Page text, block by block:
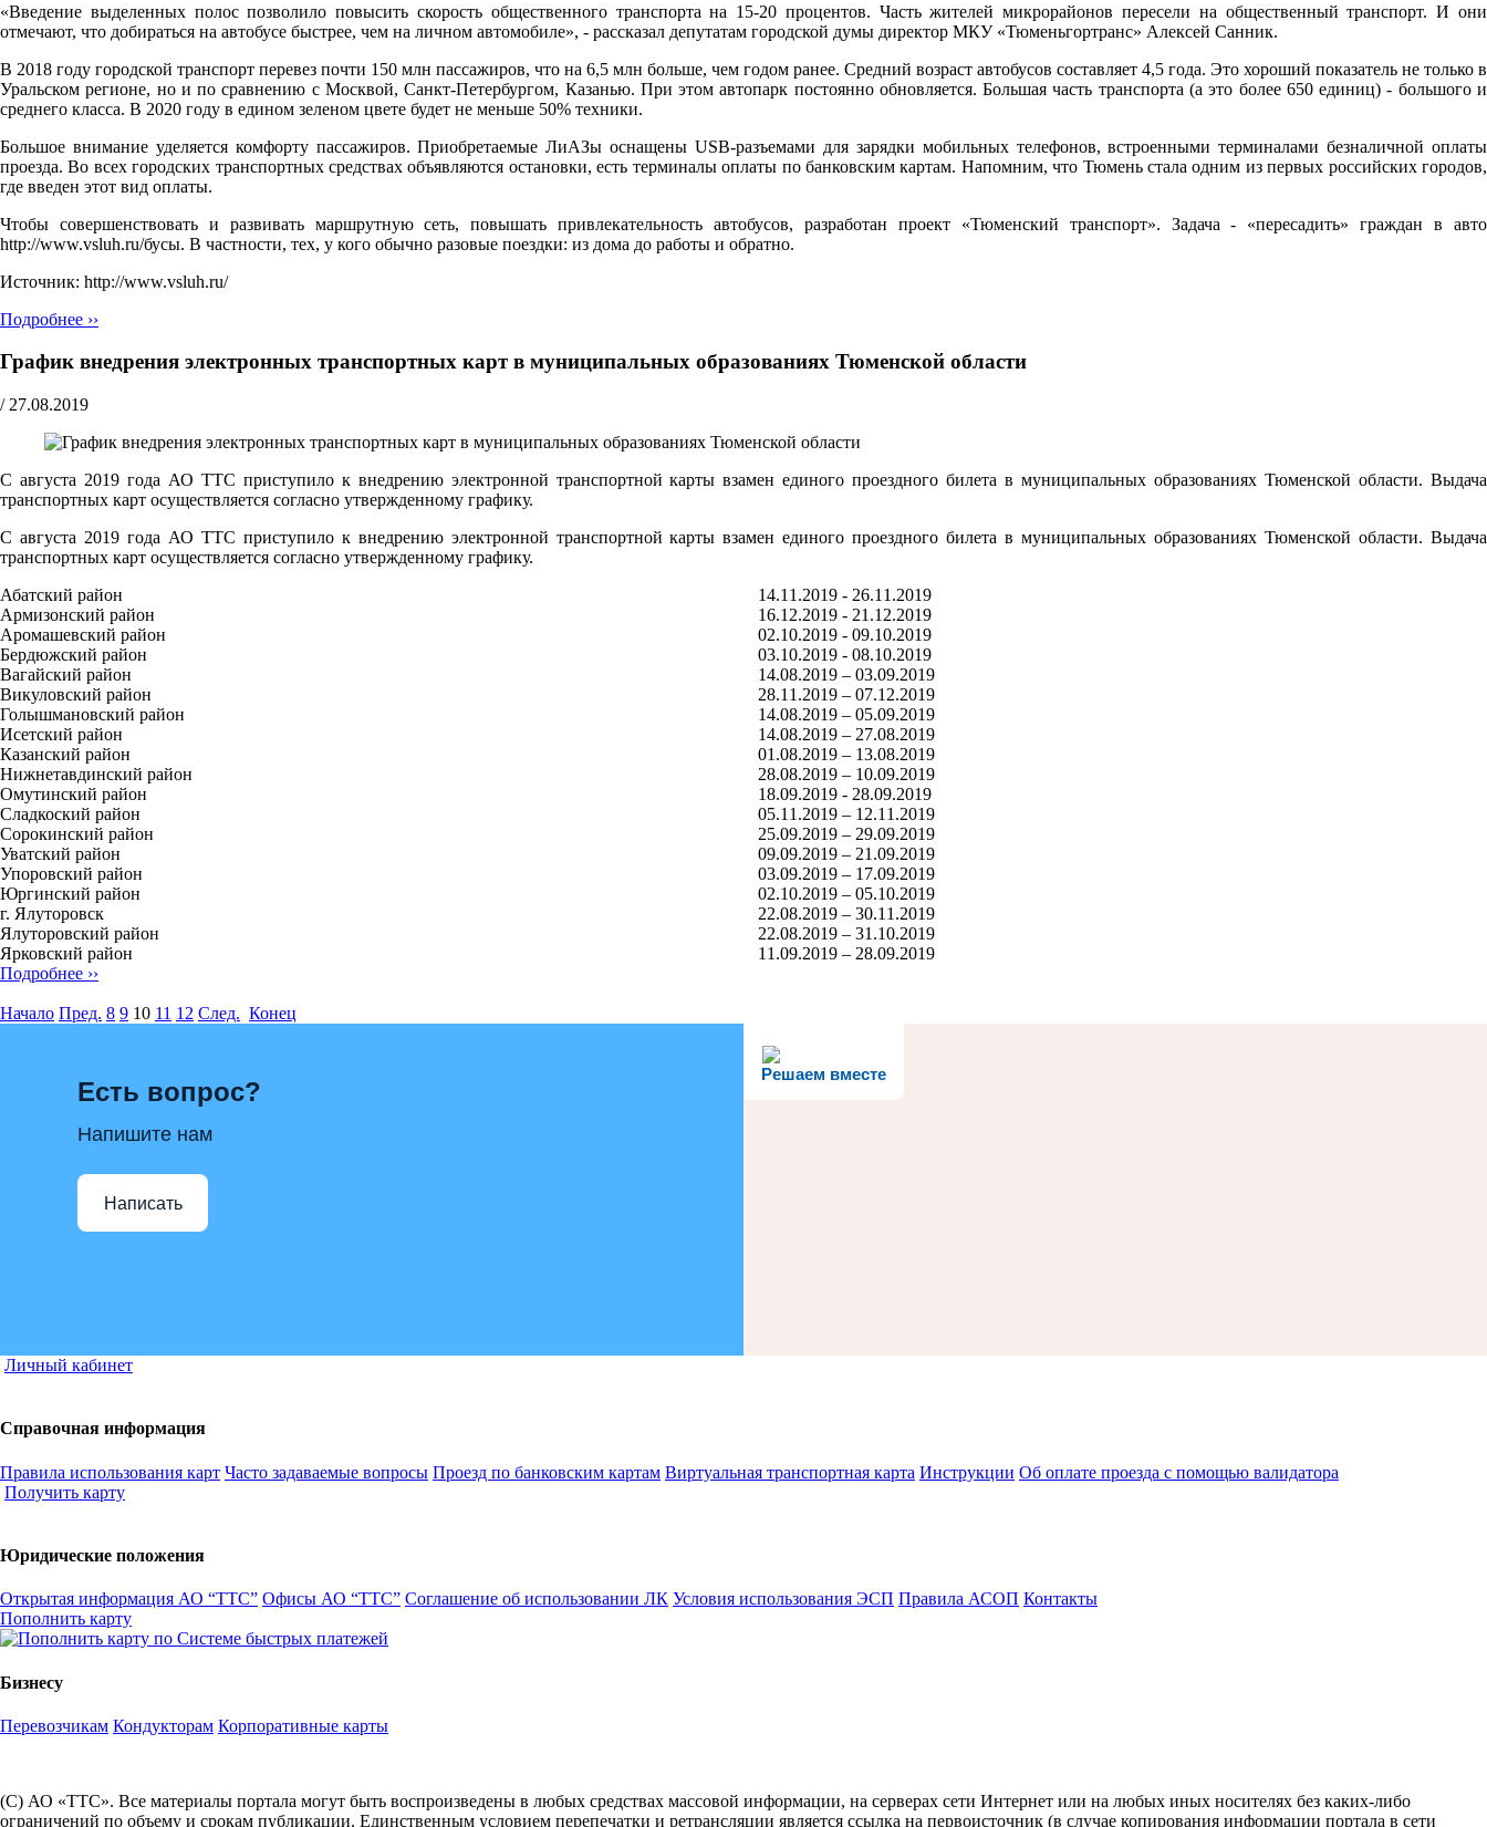
«Введение выделенных полос позволило повысить скорость общественного транспорта на 15-20 процентов. Часть жителей микрорайонов пересели на общественный транспорт. И они
отмечают, что добираться на автобусе быстрее, чем на личном автомобиле», - рассказал депутатам городской думы директор МКУ «Тюменьгортранс» Алексей Санник.
В 2018 году городской транспорт перевез почти 150 млн пассажиров, что на 6,5 млн больше, чем годом ранее. Средний возраст автобусов составляет 4,5 года. Это хороший показатель не только в
Уральском регионе, но и по сравнению с Москвой, Санкт-Петербургом, Казанью. При этом автопарк постоянно обновляется. Большая часть транспорта (а это более 650 единиц) - большого и
среднего класса. В 2020 году в едином зеленом цвете будет не меньше 50% техники.
Большое внимание уделяется комфорту пассажиров. Приобретаемые ЛиАЗы оснащены USB-разъемами для зарядки мобильных телефонов, встроенными терминалами безналичной оплаты
проезда. Во всех городских транспортных средствах объявляются остановки, есть терминалы оплаты по банковским картам. Напомним, что Тюмень стала одним из первых российских городов,
где введен этот вид оплаты.
Чтобы совершенствовать и развивать маршрутную сеть, повышать привлекательность автобусов, разработан проект «Тюменский транспорт». Задача - «пересадить» граждан в авто
http://www.vsluh.ru/бусы. В частности, тех, у кого обычно разовые поездки: из дома до работы и обратно.
Источник: http://www.vsluh.ru/
Подробнее ››
График внедрения электронных транспортных карт в муниципальных образованиях Тюменской области
/ 27.08.2019
С августа 2019 года АО ТТС приступило к внедрению электронной транспортной карты взамен единого проездного билета в муниципальных образованиях Тюменской области. Выдача
транспортных карт осуществляется согласно утвержденному графику.
С августа 2019 года АО ТТС приступило к внедрению электронной транспортной карты взамен единого проездного билета в муниципальных образованиях Тюменской области. Выдача
транспортных карт осуществляется согласно утвержденному графику.
Абатский район
Армизонский район
Аромашевский район
Бердюжский район
Вагайский район
Викуловский район
Голышмановский район
Исетский район
Казанский район
Нижнетавдинский район
Омутинский район
Сладкоский район
Сорокинский район
Уватский район
Упоровский район
Юргинский район
г. Ялуторовск
Ялуторовский район
Ярковский район
14.11.2019 - 26.11.2019
16.12.2019 - 21.12.2019
02.10.2019 - 09.10.2019
03.10.2019 - 08.10.2019
14.08.2019 – 03.09.2019
28.11.2019 – 07.12.2019
14.08.2019 – 05.09.2019
14.08.2019 – 27.08.2019
01.08.2019 – 13.08.2019
28.08.2019 – 10.09.2019
18.09.2019 - 28.09.2019
05.11.2019 – 12.11.2019
25.09.2019 – 29.09.2019
09.09.2019 – 21.09.2019
03.09.2019 – 17.09.2019
02.10.2019 – 05.10.2019
22.08.2019 – 30.11.2019
22.08.2019 – 31.10.2019
11.09.2019 – 28.09.2019
Подробнее ››
Начало Пред. 8 9 10 11 12 След. Конец
Решаем вместе
Есть вопрос?
Напишите нам
Написать
Личный кабинет
Справочная информация
Правила использования карт Часто задаваемые вопросы Проезд по банковским картам Виртуальная транспортная карта Инструкции Об оплате проезда с помощью валидатора
Получить карту
Юридические положения
Открытая информация АО “ТТС” Офисы АО “ТТС” Соглашение об использовании ЛК Условия использования ЭСП Правила АСОП Контакты
Пополнить карту
Бизнесу
Перевозчикам Кондукторам Корпоративные карты
(С) АО «ТТС». Все материалы портала могут быть воспроизведены в любых средствах массовой информации, на серверах сети Интернет или на любых иных носителях без каких-либо
ограничений по объему и срокам публикации. Единственным условием перепечатки и ретрансляции является ссылка на первоисточник (в случае копирования информации портала в сети